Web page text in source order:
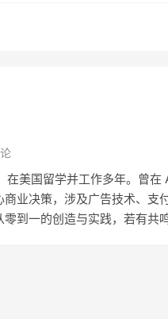
在美国留学并工作多年。曾
商业决策，涉及广告技术、支
到一的创造与实践，若有共